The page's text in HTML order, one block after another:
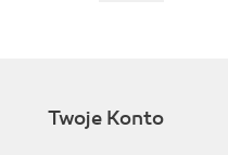
Twoje Konto